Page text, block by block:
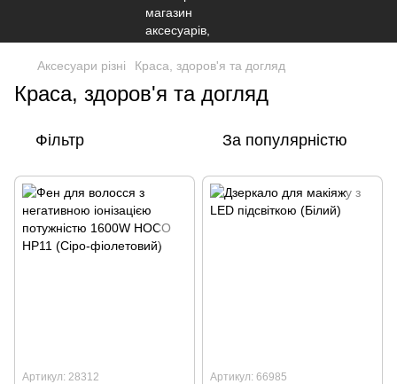
Аксесуари різні Краса, здоров'я та догляд
Краса, здоров'я та догляд
Фільтр За популярністю
Артикул: 28312 Артикул: 66985